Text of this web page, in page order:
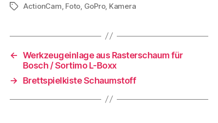
Schlagwörter
ActionCam, Foto, GoPro, Kamera
← Werkzeugeinlage aus Rasterschaum für
Bosch / Sortimo L-Boxx
→
Brettspielkiste Schaumstoff